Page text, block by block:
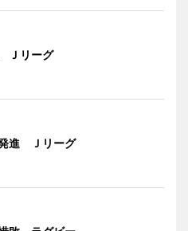
Ｊリーグ
進 Ｊリーグ